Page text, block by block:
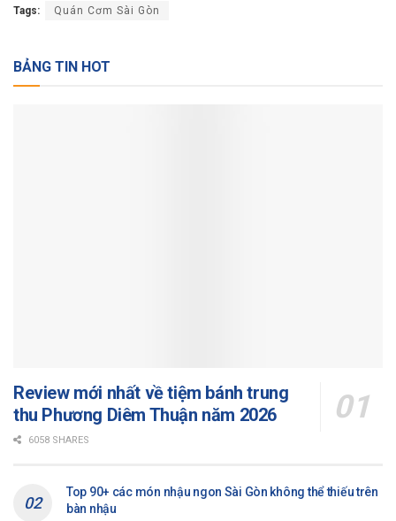
Tags: Quán Cơm Sài Gòn
BẢNG TIN HOT
Review mới nhất về tiệm bánh trung
thu Phương Diêm Thuận năm 2026
6058 SHARES
Top 90+ các món nhậu ngon Sài Gòn không thể thiếu trên
bàn nhậu